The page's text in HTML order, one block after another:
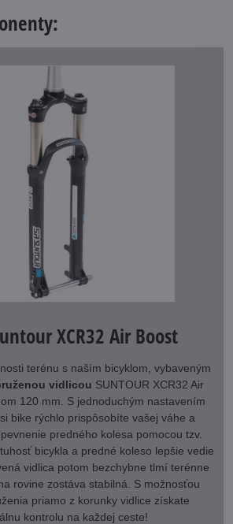
XCR32 Air Boost
terénu s naším bicyklom, vybaveným
vidlicou SUNTOUR XCR32 Air
120 mm. S jednoduchým nastavením
bike rýchlo prispôsobíte vašej váhe a
predného kolesa pomocou tzv.
bicykla a predné koleso lepšie vedie
vidlica potom bezchybne tlmí terénne
rovine zostáva stabilná. S možnosťou
priamo z korunky vidlice získate
kontrolu na každej ceste!